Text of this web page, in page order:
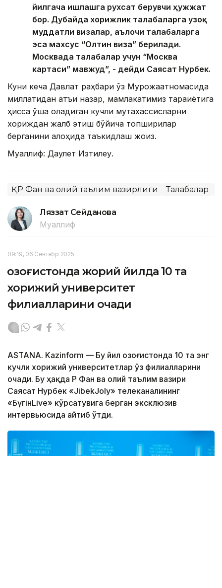
йилгача ишлашга рухсат берувчи ҳужжат
бор. Дубайда хорижлик талабаларга узоқ
муддатли визалар, аълочи талабаларга
эса махсус “Олтин виза” берилади.
Москвада талабалар учун “Москва
картаси” мавжуд”, - дейди Саясат Нурбек.
Куни кеча Давлат раҳбари ўз Мурожаатномасида
миллатидан қатъи назар, мамлакатимиз тараққиётига
ҳисса қўша оладиган кучли мутахассисларни
хориждан жалб этиш бўйича топшириқлар
берганини алоҳида таъкидлаш жоиз.
Муаллиф: Даулет Изтилеу.
ҚР Фан ва олий таълим вазирлиги Талабалар
Ляззат Сейданова
Муаллиф
09:19, 06 Сентябр 2025
Қозоғистонда жорий йилда 10 та
хорижий университет
филиалларини очади
ASTANA. Kazinform — Бу йил Қозоғистонда 10 та энг
кучли хорижий университетлар ўз филиалларини
очади. Бу ҳақда ҚР Фан ва олий таълим вазири
Саясат Нурбек «JibekJoly» телеканалининг
«БүгінLive» кўрсатувига берган эксклюзив
интервьюсида айтиб ўтди.